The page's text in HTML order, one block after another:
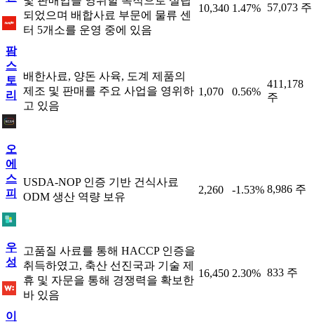
되었으며 배합사료 부문에 물류 센
터 5개소를 운영 중에 있음
10,340 1.47% 57,073 주
팜
스
토
리
배한사료, 양돈 사육, 도계 제품의
제조 및 판매를 주요 사업을 영위하
고 있음
1,070 0.56%
411,178
주
오
에
스
피
USDA-NOP 인증 기반 건식사료
ODM 생산 역량 보유
2,260 -1.53% 8,986 주
우
성
고품질 사료를 통해 HACCP 인증을
취득하였고, 축산 선진국과 기술 제
휴 및 자문을 통해 경쟁력을 확보한
바 있음
16,450 2.30% 833 주
이